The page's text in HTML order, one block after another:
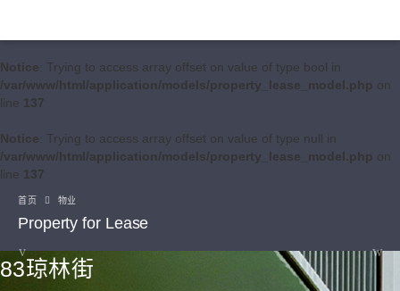
Notice: Trying to access array offset on value of type bool in
/var/www/html/application/models/property_lease_model.php on
line 137
Notice: Trying to access array offset on value of type null in
/var/www/html/application/models/property_lease_model.php on
line 137
首页 物业
Property for Lease
83琼林街